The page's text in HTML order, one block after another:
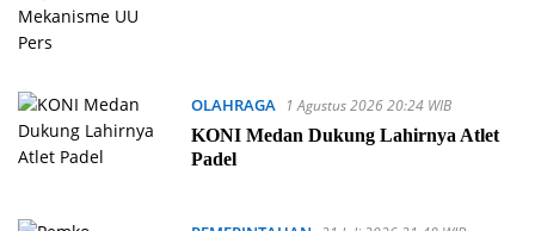
OLAHRAGA
1 Agustus 2026 20:24 WIB
KONI Medan Dukung Lahirnya Atlet
Padel